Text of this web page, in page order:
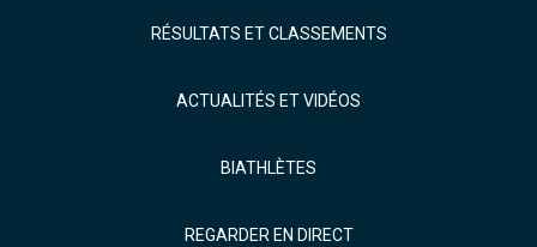
RÉSULTATS ET CLASSEMENTS
ACTUALITÉS ET VIDÉOS
BIATHLÈTES
REGARDER EN DIRECT